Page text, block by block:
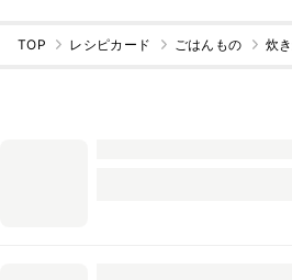
TOP レシピカード ごはんもの